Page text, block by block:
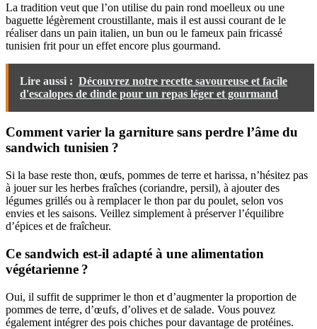
La tradition veut que l’on utilise du pain rond moelleux ou une
baguette légèrement croustillante, mais il est aussi courant de le
réaliser dans un pain italien, un bun ou le fameux pain fricassé
tunisien frit pour un effet encore plus gourmand.
Lire aussi : Découvrez notre recette savoureuse et facile
d'escalopes de dinde pour un repas léger et gourmand
Comment varier la garniture sans perdre l’âme du
sandwich tunisien ?
Si la base reste thon, œufs, pommes de terre et harissa, n’hésitez pas
à jouer sur les herbes fraîches (coriandre, persil), à ajouter des
légumes grillés ou à remplacer le thon par du poulet, selon vos
envies et les saisons. Veillez simplement à préserver l’équilibre
d’épices et de fraîcheur.
Ce sandwich est-il adapté à une alimentation
végétarienne ?
Oui, il suffit de supprimer le thon et d’augmenter la proportion de
pommes de terre, d’œufs, d’olives et de salade. Vous pouvez
également intégrer des pois chiches pour davantage de protéines.